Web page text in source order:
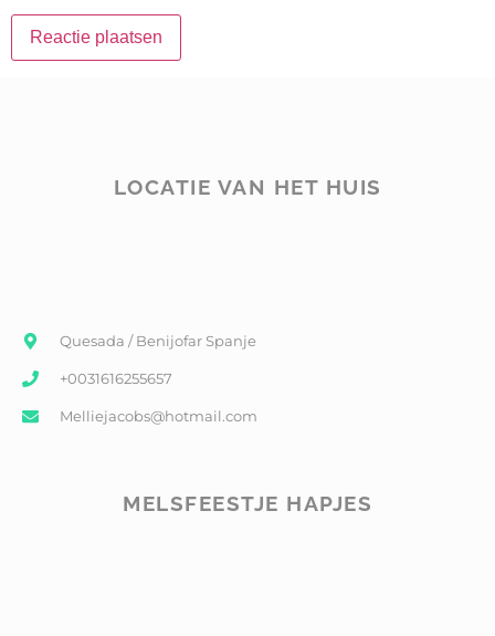
LOCATIE VAN HET HUIS
Quesada / Benijofar Spanje
+0031616255657
Melliejacobs@hotmail.com
MELSFEESTJE HAPJES